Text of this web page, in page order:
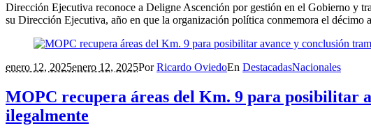
Dirección Ejecutiva reconoce a Deligne Ascención por gestión en el Gobierno
su Dirección Ejecutiva, año en que la organización política conmemora el
enero 12, 2025enero 12, 2025PorRicardo OviedoEn DestacadasNacionales
MOPC recupera áreas del Km. 9 para posibilitar
ilegalmente